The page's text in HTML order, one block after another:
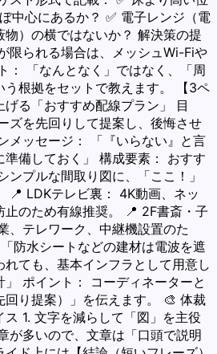
中心にあるか？ ✅ 電子レンジ（電
）の横ではないか？ 解決策の提
限られる場合は、メッシュWi-Fiや
： 「なんとなく」ではなく、「周
う根拠をセットで教えます。 【3ペ
る「おすすめ配線プラン」 目
ズを先回りして提案し、後悔させ
メッセージ： 「『いらない』と言
備しておく」 構成要素： おすす
ンプルな間取り図に、「ここ！」
📍 LDKテレビ裏： 4K動画、ネッ
止のため有線推奨。 📍 2F書斎・子
、テレワーク、中継機設置のた
防水シートなどの建材は電波を遮
れても、基本インフラとして用意し
ポイント： コーディネーターと
回り提案）」を伝えます。 🎨 体裁
1. 文字を減らして「図」を主役
が多いので、文章は「口頭で説明